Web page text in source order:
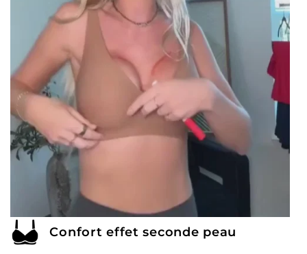
Confort effet seconde peau